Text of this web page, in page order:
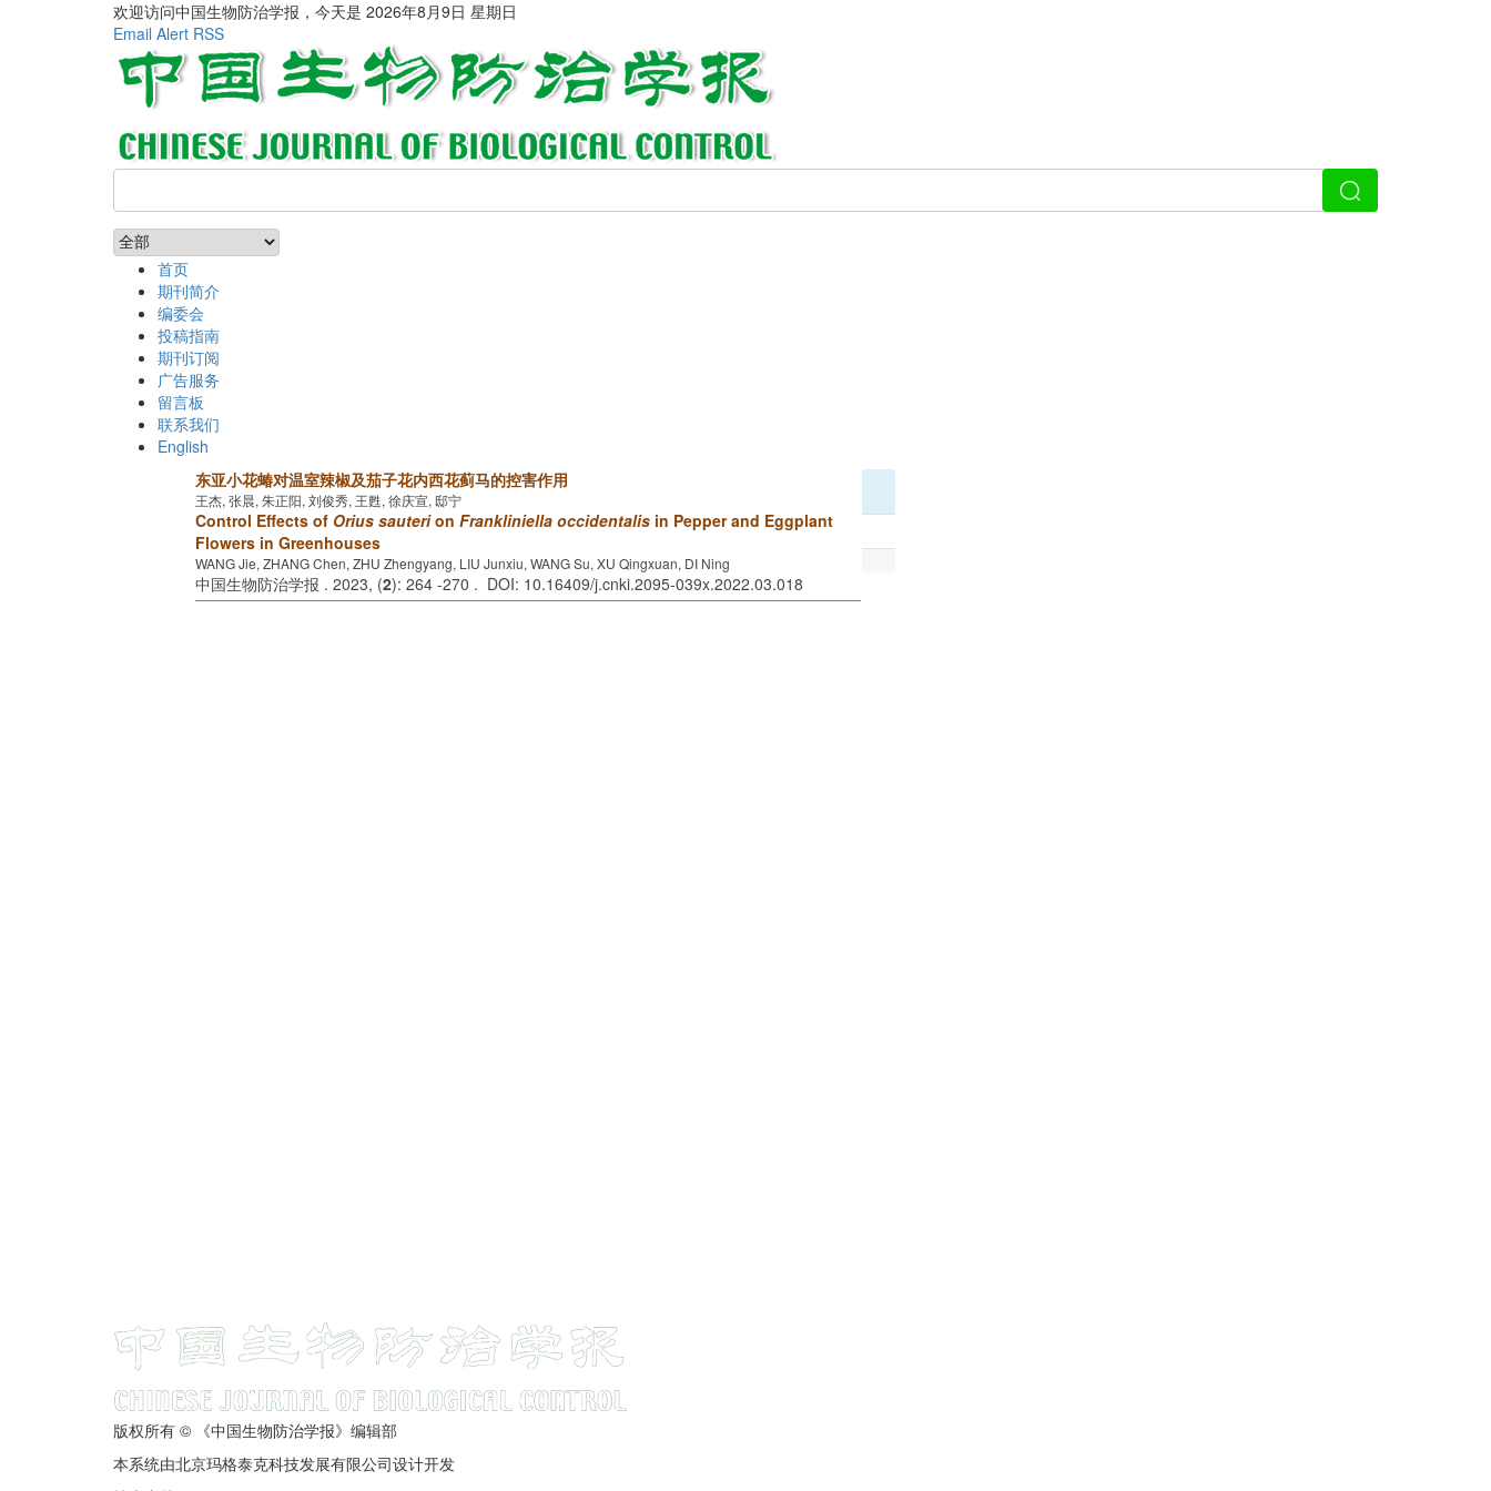
欢迎访问中国生物防治学报，今天是 2026年8月9日 星期日
Email Alert RSS
首页
期刊简介
编委会
投稿指南
期刊订阅
广告服务
留言板
联系我们
English
东亚小花蝽对温室辣椒及茄子花内西花蓟马的控害作用
王杰, 张晨, 朱正阳, 刘俊秀, 王甦, 徐庆宣, 邸宁
Control Effects of Orius sauterion Frankliniella occidentalis in Pepper and Eggplant
Flowers in Greenhouses
WANG Jie, ZHANG Chen, ZHU Zhengyang, LIU Junxiu, WANG Su, XU Qingxuan, DI Ning
中国生物防治学报 . 2023, (2): 264 -270 . DOI: 10.16409/j.cnki.2095-039x.2022.03.018
版权所有 © 《中国生物防治学报》编辑部
本系统由北京玛格泰克科技发展有限公司设计开发